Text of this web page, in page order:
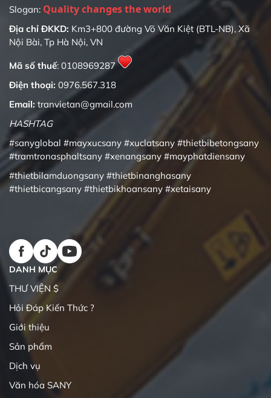
Slogan: Quality changes the world
Địa chỉ ĐKKD: Km3+800 đường Võ Văn Kiệt (BTL-NB), Xã
Nội Bài, Tp Hà Nội, VN
Mã số thuế: 0108969287
Điện thoại: 0976.567.318
Email: tranvietan@gmail.com
HASHTAG
#sanyglobal #mayxucsany #xuclatsany #thietbibetongsany
#tramtronasphaltsany #xenangsany #mayphatdiensany
#thietbilamduongsany #thietbinanghasany
#thietbicangsany #thietbikhoansany #xetaisany
DANH MỤC
THƯ VIỆN $
Hỏi Đáp Kiến Thức ?
Giới thiệu
Sản phẩm
Dịch vụ
Văn hóa SANY